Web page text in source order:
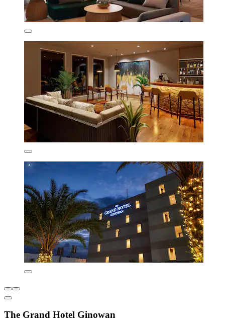
The Grand Hotel Ginowan